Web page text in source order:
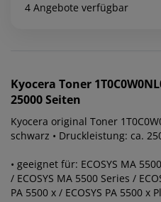
4 Angebote verfügbar
Kyocera Toner
25000 Seiten
Kyocera original Toner
schwarz • Druckleistung: ca.
• geeignet für: ECOSYS MA
/ ECOSYS MA 5500 Series /
PA 5500 x / ECOSYS PA 5500 x